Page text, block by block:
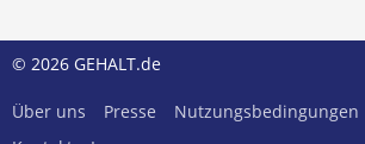
© 2026 GEHALT.de
Über uns Presse Nutzungsbedingungen